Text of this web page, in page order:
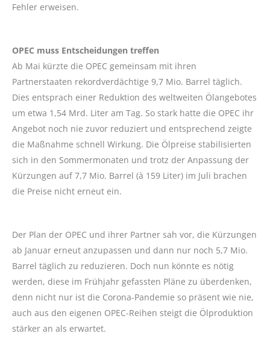
Fehler erweisen.
OPEC muss Entscheidungen treffen
Ab Mai kürzte die OPEC gemeinsam mit ihren
Partnerstaaten rekordverdächtige 9,7 Mio. Barrel täglich.
Dies entsprach einer Reduktion des weltweiten Ölangebotes
um etwa 1,54 Mrd. Liter am Tag. So stark hatte die OPEC ihr
Angebot noch nie zuvor reduziert und entsprechend zeigte
die Maßnahme schnell Wirkung. Die Ölpreise stabilisierten
sich in den Sommermonaten und trotz der Anpassung der
Kürzungen auf 7,7 Mio. Barrel (à 159 Liter) im Juli brachen
die Preise nicht erneut ein.
Der Plan der OPEC und ihrer Partner sah vor, die Kürzungen
ab Januar erneut anzupassen und dann nur noch 5,7 Mio.
Barrel täglich zu reduzieren. Doch nun könnte es nötig
werden, diese im Frühjahr gefassten Pläne zu überdenken,
denn nicht nur ist die Corona-Pandemie so präsent wie nie,
auch aus den eigenen OPEC-Reihen steigt die Ölproduktion
stärker an als erwartet.